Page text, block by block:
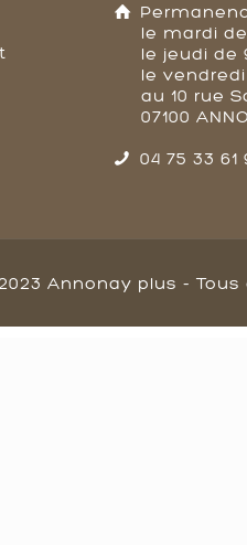
le mardi
le jeudi de
le vendredi
au 10 rue
07100
04 75 33 61
Annonay plus -